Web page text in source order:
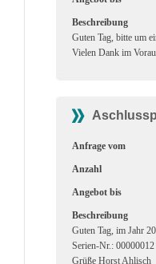
Beschreibung
Guten Tag, bitte um
Vielen Dank im
Anfrage vom
Anzahl
Angebot bis
Beschreibung
Guten Tag, im Jahr
Serien-Nr.:
Grüße Horst Ahlisch